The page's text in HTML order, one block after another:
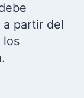
partir del
los